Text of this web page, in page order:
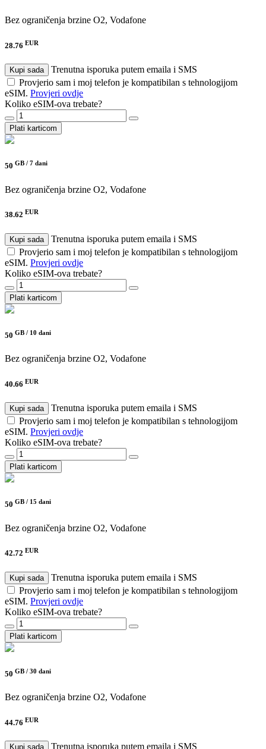
Bez ograničenja brzine O2, Vodafone
28.76 EUR
Kupi sada
Trenutna isporuka putem emaila i SMS
Provjerio sam i moj telefon je kompatibilan s tehnologijom
eSIM. Provjeri ovdje
Koliko eSIM-ova trebate?
Plati karticom
50 GB / 7 dani
Bez ograničenja brzine O2, Vodafone
38.62 EUR
Kupi sada
Trenutna isporuka putem emaila i SMS
Provjerio sam i moj telefon je kompatibilan s tehnologijom
eSIM. Provjeri ovdje
Koliko eSIM-ova trebate?
Plati karticom
50 GB / 10 dani
Bez ograničenja brzine O2, Vodafone
40.66 EUR
Kupi sada
Trenutna isporuka putem emaila i SMS
Provjerio sam i moj telefon je kompatibilan s tehnologijom
eSIM. Provjeri ovdje
Koliko eSIM-ova trebate?
Plati karticom
50 GB / 15 dani
Bez ograničenja brzine O2, Vodafone
42.72 EUR
Kupi sada
Trenutna isporuka putem emaila i SMS
Provjerio sam i moj telefon je kompatibilan s tehnologijom
eSIM. Provjeri ovdje
Koliko eSIM-ova trebate?
Plati karticom
50 GB / 30 dani
Bez ograničenja brzine O2, Vodafone
44.76 EUR
Kupi sada Trenutna isporuka putem emaila i SMS